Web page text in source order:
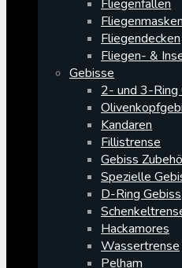
Fliegenfallen
Fliegenmasken
Fliegendecken
Fliegen- &
Gebisse
2- und 3-Ring
Kandaren
Fillistrense
Gebiss
Spezielle
D-Ring Gebiss
Hackamores
Wassertrense
Pelham